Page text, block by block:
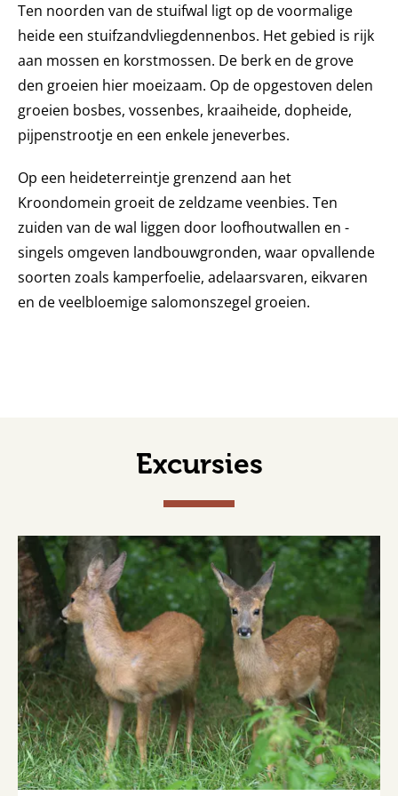
Ten noorden van de stuifwal ligt op de voormalige
heide een stuifzandvliegdennenbos. Het gebied is rijk
aan mossen en korstmossen. De berk en de grove
den groeien hier moeizaam. Op de opgestoven delen
groeien bosbes, vossenbes, kraaiheide, dopheide,
pijpenstrootje en een enkele jeneverbes.
Op een heideterreintje grenzend aan het
Kroondomein groeit de zeldzame veenbies. Ten
zuiden van de wal liggen door loofhoutwallen en -
singels omgeven landbouwgronden, waar opvallende
soorten zoals kamperfoelie, adelaarsvaren, eikvaren
en de veelbloemige salomonszegel groeien.
Excursies